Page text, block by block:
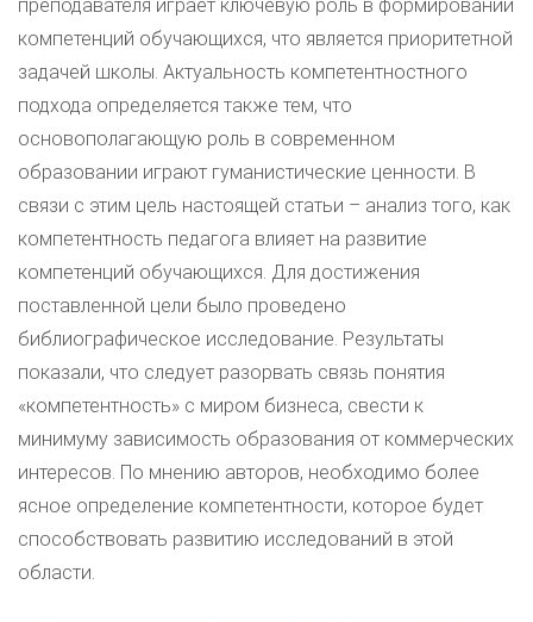
преподавателя играет ключевую роль в формировании
компетенций обучающихся, что является приоритетной
задачей школы. Актуальность компетентностного
подхода определяется также тем, что
основополагающую роль в современном
образовании играют гуманистические ценности. В
связи с этим цель настоящей статьи – анализ того, как
компетентность педагога влияет на развитие
компетенций обучающихся. Для достижения
поставленной цели было проведено
библиографическое исследование. Результаты
показали, что следует разорвать связь понятия
«компетентность» с миром бизнеса, свести к
минимуму зависимость образования от коммерческих
интересов. По мнению авторов, необходимо более
ясное определение компетентности, которое будет
способствовать развитию исследований в этой
области.